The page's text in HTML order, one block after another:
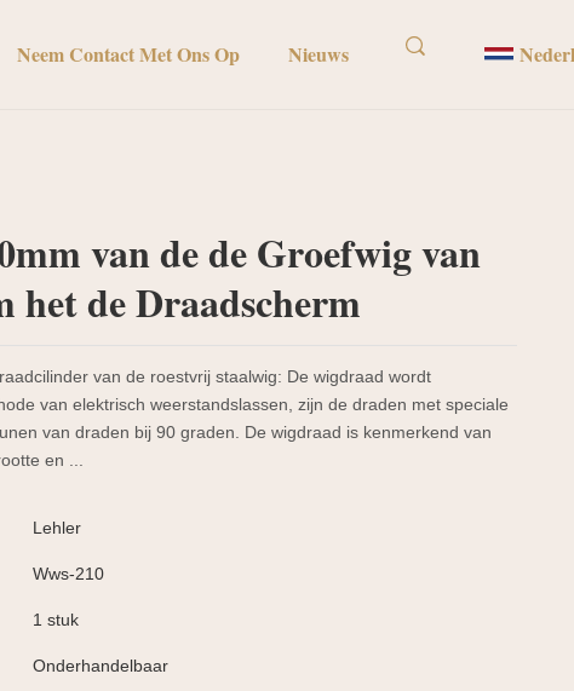
Neem Contact Met Ons Op Nieuws
van de de Groefwig van
het de Draadscherm
van de roestvrij staalwig: De wigdraad wordt
van elektrisch weerstandslassen, zijn de draden met speciale
van draden bij 90 graden. De wigdraad is kenmerkend van
en ...
Lehler
Wws-210
1 stuk
Onderhandelbaar